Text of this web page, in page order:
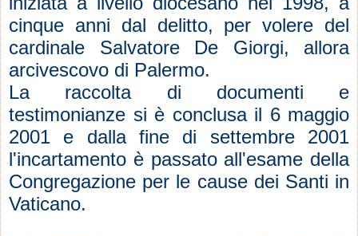
cinque anni dal delitto, per volere del
cardinale Salvatore De Giorgi, allora
arcivescovo di Palermo.
La raccolta di documenti e
testimonianze si è conclusa il 6 maggio
2001 e dalla fine di settembre 2001
l'incartamento è passato all'esame della
Congregazione per le cause dei Santi in
Vaticano.